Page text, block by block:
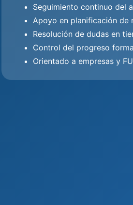
Seguimiento continuo del
Apoyo en planificación de
Resolución de dudas en
Control del progreso
Orientado a empresas y